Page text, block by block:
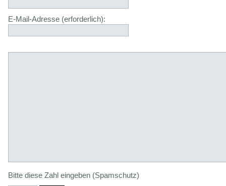
E-Mail-Adresse (erforderlich):
Bitte diese Zahl eingeben (Spamschutz)